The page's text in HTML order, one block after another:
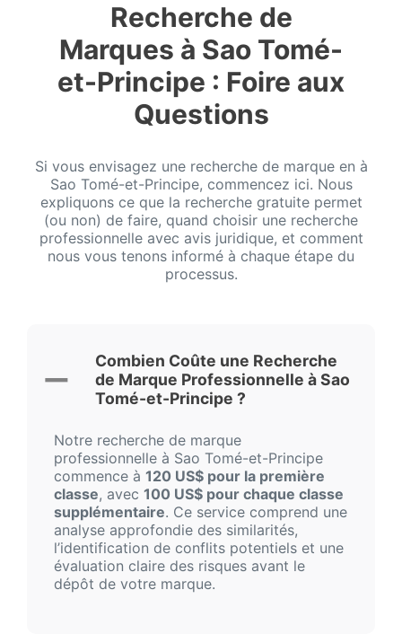
Recherche de
Marques à Sao Tomé-
et-Principe : Foire aux
Questions
Si vous envisagez une recherche de marque en à
Sao Tomé-et-Principe, commencez ici. Nous
expliquons ce que la recherche gratuite permet
(ou non) de faire, quand choisir une recherche
professionnelle avec avis juridique, et comment
nous vous tenons informé à chaque étape du
processus.
Combien Coûte une Recherche
de Marque Professionnelle à Sao
Tomé-et-Principe ?
Notre recherche de marque
professionnelle à Sao Tomé-et-Principe
commence à 120 US$ pour la première
classe, avec 100 US$ pour chaque classe
supplémentaire. Ce service comprend une
analyse approfondie des similarités,
l’identification de conflits potentiels et une
évaluation claire des risques avant le
dépôt de votre marque.